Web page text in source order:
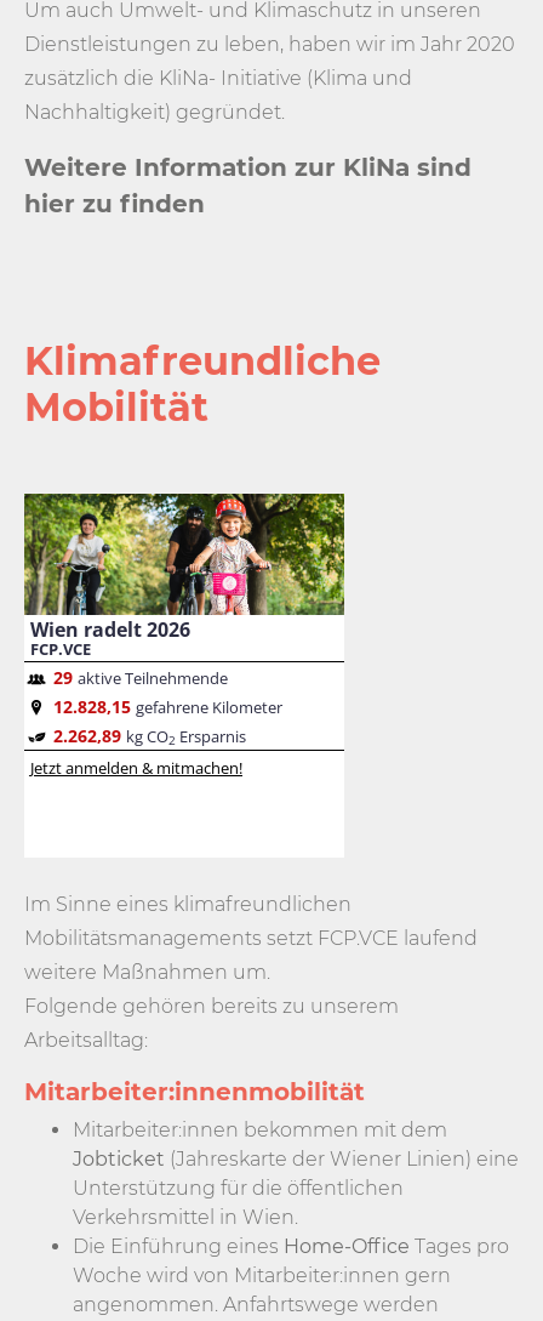
Um auch Umwelt- und Klimaschutz in unseren
Dienstleistungen zu leben, haben wir im Jahr 2020
zusätzlich die KliNa- Initiative (Klima und
Nachhaltigkeit) gegründet.
Weitere Information zur KliNa sind
hier zu finden
Klima­freundliche
Mobilität
Im Sinne eines klimafreundlichen
Mobilitätsmanagements setzt FCP.VCE laufend
weitere Maßnahmen um.
Folgende gehören bereits zu unserem
Arbeitsalltag:
Mitarbeiter:innenmobilität
Mitarbeiter:innen bekommen mit dem
Jobticket (Jahreskarte der Wiener Linien) eine
Unterstützung für die öffentlichen
Verkehrsmittel in Wien.
Die Einführung eines Home-Office Tages pro
Woche wird von Mitarbeiter:innen gern
angenommen. Anfahrtswege werden